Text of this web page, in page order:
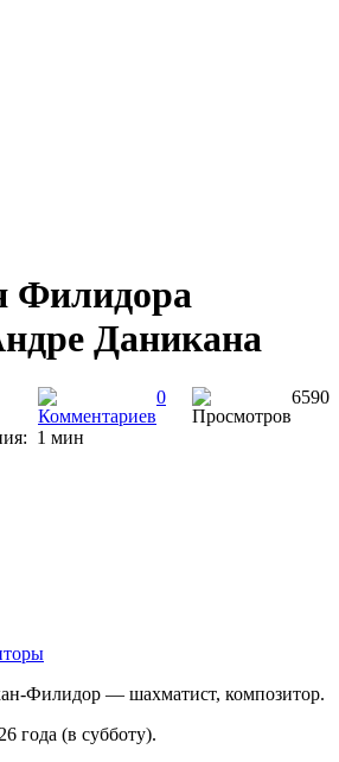
Филидора
Даникана
0
6590
1 мин
Филидор — шахматист, композитор.
года (в субботу).